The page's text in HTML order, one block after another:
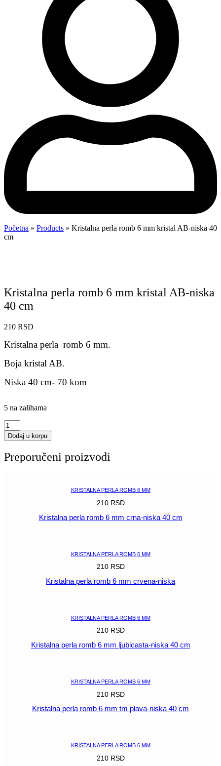
Početna » Products » Kristalna perla romb 6 mm kristal AB-niska 40
cm
Kristalna perla romb 6 mm kristal AB-niska
40 cm
210 RSD
Kristalna perla romb 6 mm.
Boja kristal AB.
Niska 40 cm- 70 kom
5 na zalihama
Kristalna
perla
romb
mm
Dodaj u korpu
Preporučeni proizvodi
KRISTALNA PERLA ROMB 6 MM
210 RSD
Kristalna perla romb 6 mm crna-niska 40 cm
KRISTALNA PERLA ROMB 6 MM
210 RSD
Kristalna perla romb 6 mm crvena-niska
KRISTALNA PERLA ROMB 6 MM
210 RSD
Kristalna perla romb 6 mm ljubicasta-niska 40 cm
KRISTALNA PERLA ROMB 6 MM
210 RSD
Kristalna perla romb 6 mm tm plava-niska 40 cm
KRISTALNA PERLA ROMB 6 MM
210 RSD